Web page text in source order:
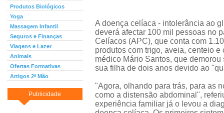
Produtos Biológicos
Yoga
Massagem Infantil
Seguros e Finanças
Viagens e Lazer
Animais
Ofertas Formativas
Artigos 2ª Mão
Publicidade
A doença celíaca - intolerância ao
deverá afectar 100 mil pessoas no
Celíacos (APC), que conta com
produtos com trigo, aveia, centeio
médico Mário Santos, que
sua filha de dois anos devido ao
"Agora, olhando para trás, para as
como a distensão abdominal",
experiência familiar já o levou a